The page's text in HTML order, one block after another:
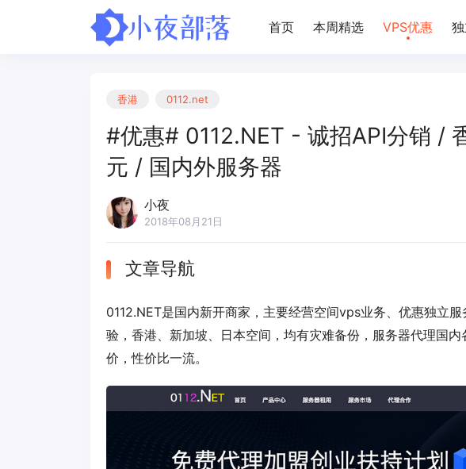
首页 本周精选 VPS优惠
香港 0112.net
#优惠# 0112.NET - 诚招API分销 /
元 / 国内外服务器
小夜
2018年08月21日
文章导航
0112.NET是国内新开商家，主要经营空间vps业务、优惠独立
验，香港、新加坡、日本空间，均有灾难备份，服务器代理国
价，性价比一流。